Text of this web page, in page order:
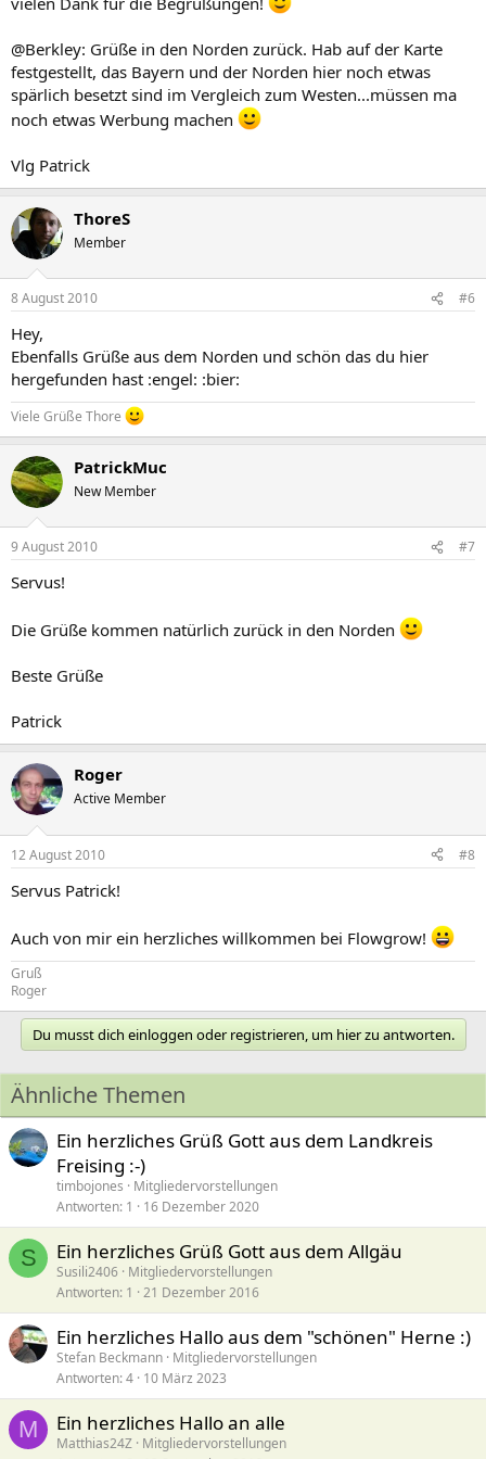
@Berkley: Grüße in den Norden zurück. Hab auf der Karte
festgestellt, das Bayern und der Norden hier noch etwas
spärlich besetzt sind im Vergleich zum Westen...müssen ma
noch etwas Werbung machen
Vlg Patrick
ThoreS
Member
8 August 2010 #6
Hey,
Ebenfalls Grüße aus dem Norden und schön das du hier
hergefunden hast :engel: :bier:
Viele Grüße Thore
PatrickMuc
New Member
9 August 2010 #7
Servus!
Die Grüße kommen natürlich zurück in den Norden
Beste Grüße
Patrick
Roger
Active Member
12 August 2010 #8
Servus Patrick!
Auch von mir ein herzliches willkommen bei Flowgrow!
Gruß
Roger
Du musst dich einloggen oder registrieren, um hier zu antworten.
Ähnliche Themen
Ein herzliches Grüß Gott aus dem Landkreis
Freising :-)
timbojones
Mitgliedervorstellungen
Antworten 1 16 Dezember 2020
S Ein herzliches Grüß Gott aus dem Allgäu
Susili2406 Mitgliedervorstellungen
Antworten 1 21 Dezember 2016
Ein herzliches Hallo aus dem "schönen" Herne :)
Stefan Beckmann Mitgliedervorstellungen
Antworten 4 10 März 2023
M Ein herzliches Hallo an alle
Matthias24Z Mitgliedervorstellungen